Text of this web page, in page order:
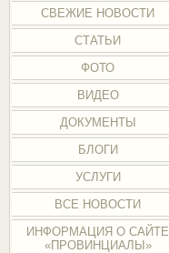
СВЕЖИЕ НОВОСТИ
СТАТЬИ
ФОТО
ВИДЕО
ДОКУМЕНТЫ
БЛОГИ
УСЛУГИ
ВСЕ НОВОСТИ
ИНФОРМАЦИЯ О САЙТЕ
«ПРОВИНЦИАЛЫ»